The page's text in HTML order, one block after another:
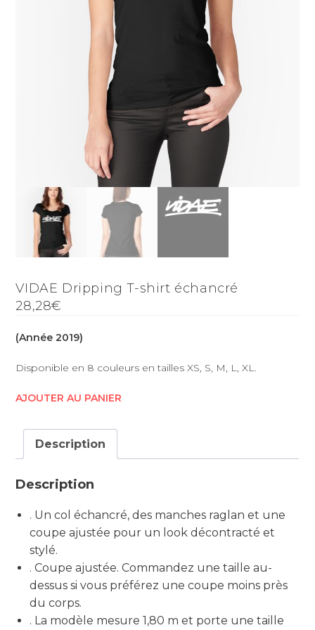
VIDAE Dripping T-shirt échancré
28,28€
(Année 2019)
Disponible en 8 couleurs en tailles XS, S, M, L, XL.
AJOUTER AU PANIER
Description
Description
. Un col échancré, des manches raglan et une
coupe ajustée pour un look décontracté et
stylé.
. Coupe ajustée. Commandez une taille au-
dessus si vous préférez une coupe moins près
du corps.
. La modèle mesure 1,80 m et porte une taille